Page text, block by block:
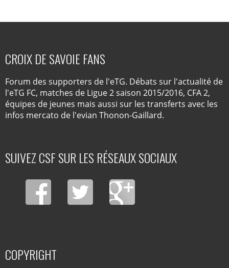
CROIX DE SAVOIE FANS
Forum des supporters de l'eTG. Débats sur l'actualité de
l'eTG FC, matches de Ligue 2 saison 2015/2016, CFA 2,
équipes de jeunes mais aussi sur les transferts avec les
infos mercato de l'evian Thonon-Gaillard.
SUIVEZ CSF SUR LES RÉSEAUX SOCIAUX
COPYRIGHT